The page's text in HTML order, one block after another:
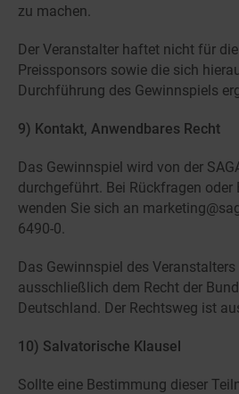
zu machen.
Der Veranstalter haftet nicht für
Preissponsors sowie die sich
Durchführung des Gewinnspiels
9) Kontakt, Anwendbares Recht
Das Gewinnspiel wird von der
durchgeführt. Bei Rückfragen oder
wenden Sie sich an
6490-0.
Das Gewinnspiel des
ausschließlich dem Recht der
Deutschland. Der Rechtsweg ist
10) Salvatorische Klausel
Sollte eine Bestimmung dieser